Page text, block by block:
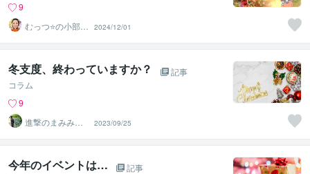
9
むっつ⭐の小部屋
～心の浄化がで
きる場所〜
2024/12/01
冬支度、終わっていますか？
記事
コラム
9
進撃のまみみ♡
心を癒すピアヘ
ルパー
2023/09/25
今年のイベントは…
記事